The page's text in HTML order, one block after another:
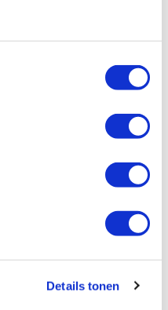
Details tonen